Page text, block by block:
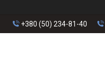
+380 (50) 234-81-40